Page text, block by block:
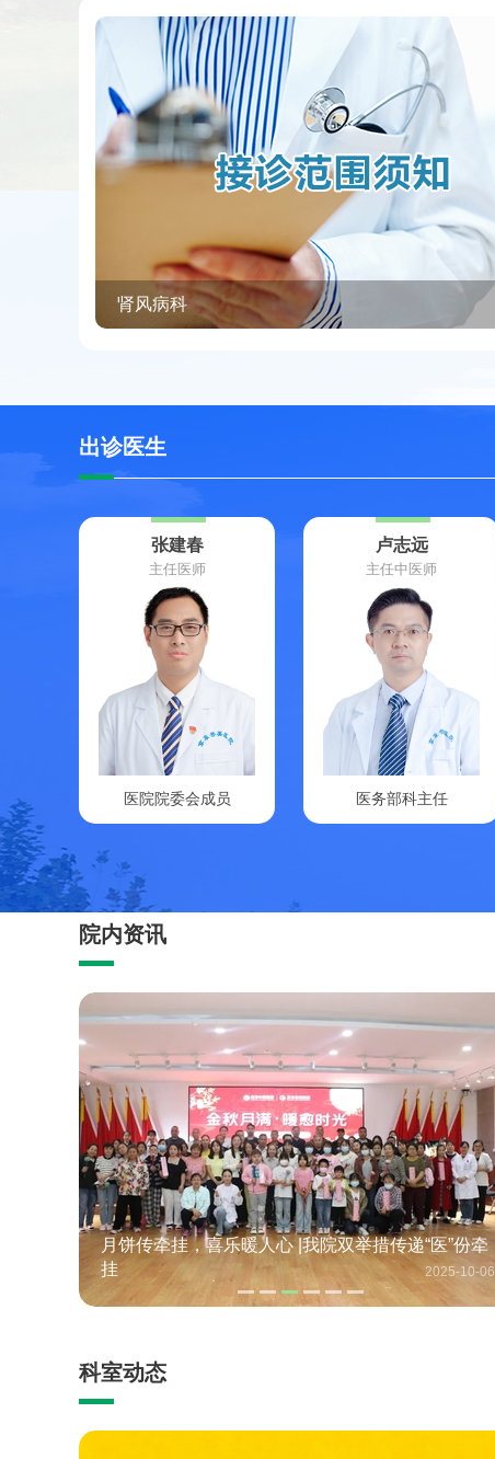
肾风病科
出诊医生
张建春
主任医师
医院院委会成员
卢志远
主任中医师
医务部科主任
院内资讯
月饼传牵挂，喜乐暖人心 |我院双举措传递“医”份牵
挂
2025-10-06
科室动态